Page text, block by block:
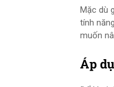
Mặc dù
tính
muốn
Áp